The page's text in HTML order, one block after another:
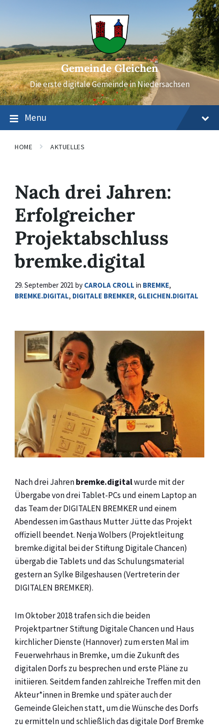
Gemeinde Gleichen
Die erste digitale Gemeinde in Niedersachsen
Menu
HOME AKTUELLES
Nach drei Jahren:
Erfolgreicher
Projektabschluss
bremke.digital
29. September 2021 by CAROLA CROLL in BREMKE,
BREMKE.DIGITAL, DIGITALE BREMKER, GLEICHEN.DIGITAL
Nach drei Jahrenbremke.digitalwurde mit der
Übergabe von drei Tablet-PCs und einem Laptop an
das Team der DIGITALEN BREMKER und einem
Abendessen im Gasthaus Mutter Jütte das Projekt
offiziell beendet. Nenja Wolbers (Projektleitung
bremke.digital bei der Stiftung Digitale Chancen)
übergab die Tablets und das Schulungsmaterial
gestern an Sylke Bilgeshausen (Vertreterin der
DIGITALEN BREMKER).
Im Oktober 2018 trafen sich die beiden
Projektpartner Stiftung Digitale Chancen und Haus
kirchlicher Dienste (Hannover) zum ersten Mal im
Feuerwehrhaus in Bremke, um die Zukunft des
digitalen Dorfs zu besprechen und erste Pläne zu
initiieren. Seitdem fanden zahlreiche Treffen mit den
Akteur*innen in Bremke und später auch der
Gemeinde Gleichen statt, um die Wünsche des Dorfs
zu ermitteln und schließlich das digitale Dorf Bremke